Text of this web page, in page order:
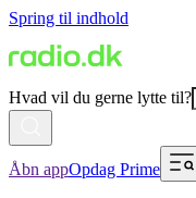
Spring til indhold
Hvad vil du gerne lytte til?
Åbn appOpdag Prime